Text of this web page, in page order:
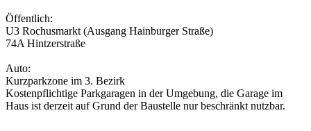
Öffentlich:
U3 Rochusmarkt (Ausgang Hainburger Straße)
74A Hintzerstraße
Auto:
Kurzparkzone im 3. Bezirk
Kostenpflichtige Parkgaragen in der Umgebung, die Garage im
Haus ist derzeit auf Grund der Baustelle nur beschränkt nutzbar.